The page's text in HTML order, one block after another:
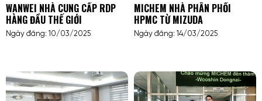
WANWEI NHÀ CUNG CẤP RDP
HÀNG ĐẦU THẾ GIỚI
Ngày đăng: 10/03/2025
MICHEM NHÀ PHÂN PHỐI
HPMC TỪ MIZUDA
Ngày đăng: 14/03/2025